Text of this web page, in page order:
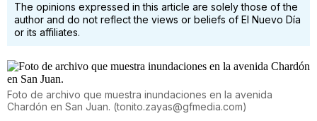
The opinions expressed in this article are solely those of the
author and do not reflect the views or beliefs of El Nuevo Día
or its affiliates.
Foto de archivo que muestra inundaciones en la avenida
Chardón en San Juan. (tonito.zayas@gfmedia.com)